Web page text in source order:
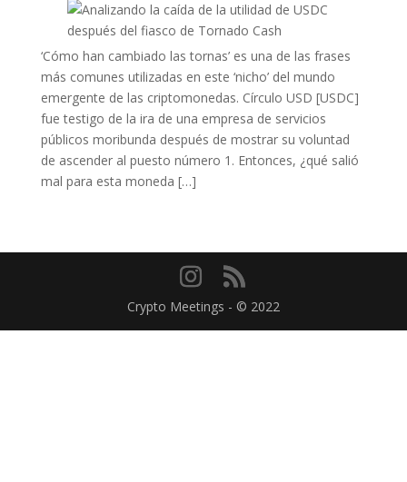
‘Cómo han cambiado las tornas’ es una de las frases
más comunes utilizadas en este ‘nicho’ del mundo
emergente de las criptomonedas. Círculo USD [USDC]
fue testigo de la ira de una empresa de servicios
públicos moribunda después de mostrar su voluntad
de ascender al puesto número 1. Entonces, ¿qué salió
mal para esta moneda […]
Crypto Meetings - © 2022